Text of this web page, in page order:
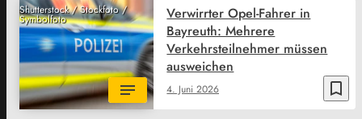
Shutterstock / Stockfoto /
Symbolfoto
bookmark_border
4. Juni 2026
Verwirrter Opel-Fahrer in
Bayreuth: Mehrere
Verkehrsteilnehmer müssen
ausweichen